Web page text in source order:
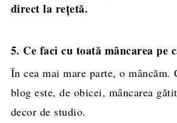
direct la rețetă.
5. Ce faci cu toată mâncarea pe
În cea mai mare parte, o mâncăm.
blog este, de obicei, mâncarea
decor de studio.